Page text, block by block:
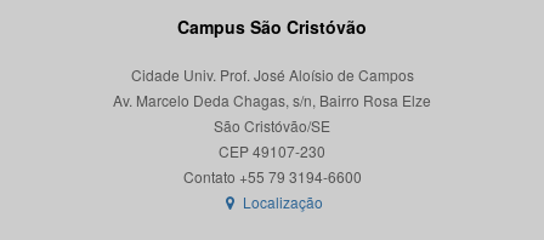
Campus São Cristóvão
Cidade Univ. Prof. José Aloísio de Campos
Av. Marcelo Deda Chagas, s/n, Bairro Rosa Elze
São Cristóvão/SE
CEP 49107-230
Localização